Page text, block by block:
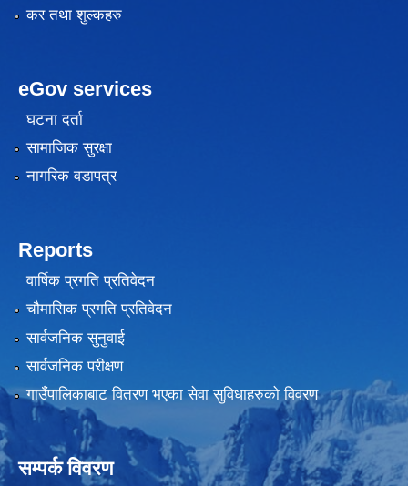
कर तथा शुल्कहरु
eGov services
घटना दर्ता
सामाजिक सुरक्षा
नागरिक वडापत्र
Reports
वार्षिक प्रगति प्रतिवेदन
चौमासिक प्रगति प्रतिवेदन
सार्वजनिक सुनुवाई
सार्वजनिक परीक्षण
गाउँपालिकाबाट वितरण भएका सेवा सुविधाहरुको विवरण
सम्पर्क विवरण